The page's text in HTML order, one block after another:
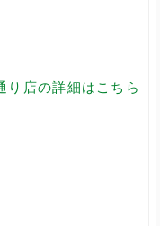
り店の詳細はこちら